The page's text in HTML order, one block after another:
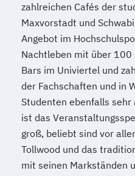
zahlreichen Cafés der
Maxvorstadt und
Angebot im
Nachtleben mit über 100
Bars im Univiertel und
der Fachschaften und in
Studenten ebenfalls
ist das
groß, beliebt sind vor
Tollwood und das
mit seinen Markständen